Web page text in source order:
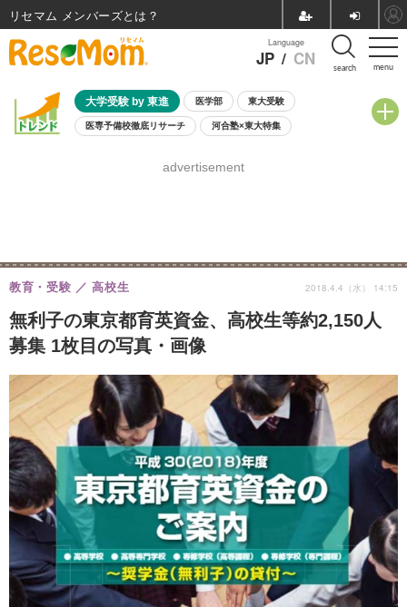
menu
Language
JP / CN search
大学受験 by 東進 医学部 東大受験
医専予備校徹底リサーチ 河合塾×東大特集
8月開催学校説明会・相談会
advertisement
無利子の東京都育英資金、高校生等約2,150人
募集 1枚目の写真・画像
教育・受験 高校生 2018.4.4（水） 14:15
リセマム メンバーズ